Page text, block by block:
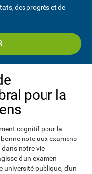
des progrès et de
pour la
cognitif pour la
note aux examens
notre vie
d'un examen
université publique, d'un